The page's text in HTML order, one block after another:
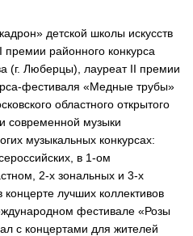
детской школы искусств
районного конкурса
(г. Люберцы), лауреат II премии
фестиваля «Медные трубы»
областного открытого
и современной музыки
музыкальных конкурсах:
в 1-ом
2-х зональных и 3-х
лучших коллективов
фестивале «Розы
с концертами для жителей